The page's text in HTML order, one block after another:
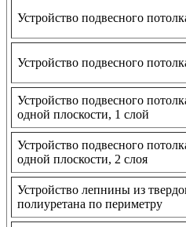
Устройство подвесного
Устройство подвесного
Устройство подвесного
одной плоскости, 1 слой
Устройство подвесного
одной плоскости, 2 слоя
Устройство лепнины из
полиуретана по периметру